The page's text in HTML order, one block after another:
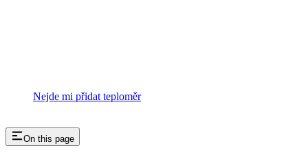
Nejde mi přidat teploměr
On this page